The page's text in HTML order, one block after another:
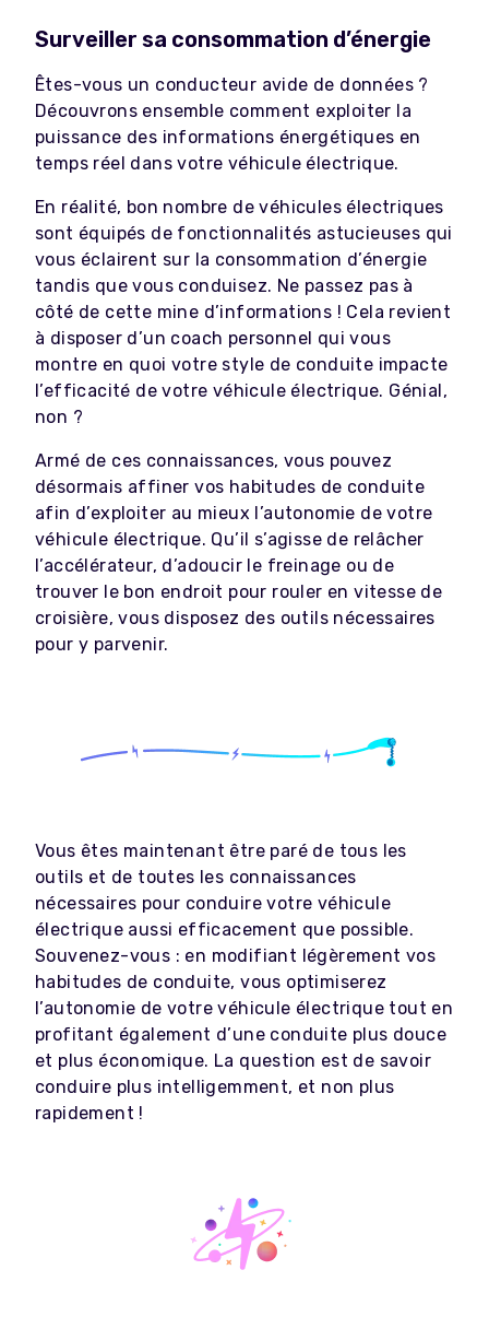
Surveiller sa consommation d’énergie
Êtes-vous un conducteur avide de données ?
Découvrons ensemble comment exploiter la
puissance des informations énergétiques en
temps réel dans votre véhicule électrique.
En réalité, bon nombre de véhicules électriques
sont équipés de fonctionnalités astucieuses qui
vous éclairent sur la consommation d’énergie
tandis que vous conduisez. Ne passez pas à
côté de cette mine d’informations ! Cela revient
à disposer d’un coach personnel qui vous
montre en quoi votre style de conduite impacte
l’efficacité de votre véhicule électrique. Génial,
non ?
Armé de ces connaissances, vous pouvez
désormais affiner vos habitudes de conduite
afin d’exploiter au mieux l’autonomie de votre
véhicule électrique. Qu’il s’agisse de relâcher
l’accélérateur, d’adoucir le freinage ou de
trouver le bon endroit pour rouler en vitesse de
croisière, vous disposez des outils nécessaires
pour y parvenir.
Vous êtes maintenant être paré de tous les
outils et de toutes les connaissances
nécessaires pour conduire votre véhicule
électrique aussi efficacement que possible.
Souvenez-vous : en modifiant légèrement vos
habitudes de conduite, vous optimiserez
l’autonomie de votre véhicule électrique tout en
profitant également d’une conduite plus douce
et plus économique. La question est de savoir
conduire plus intelligemment, et non plus
rapidement !